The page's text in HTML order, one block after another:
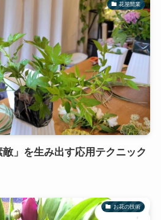
花屋開業
」を生み出す応用テクニック
お花の技術